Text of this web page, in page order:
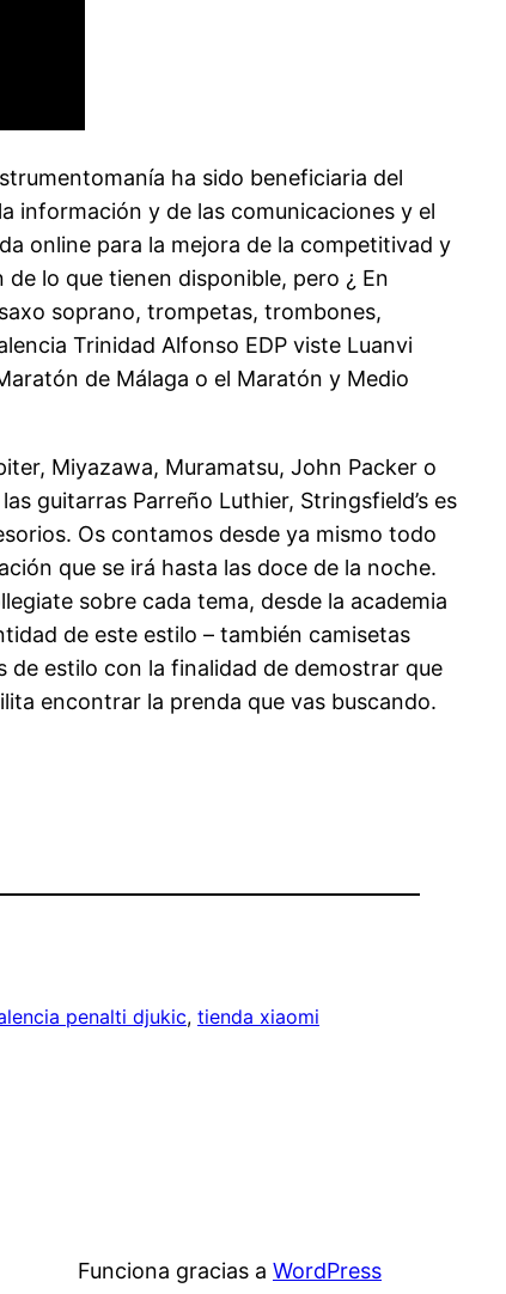
ha sido beneficiaria del
información y de las comunicaciones y el
online para la mejora de la competitivad y
lo que tienen disponible, pero ¿ En
soprano, trompetas, trombones,
Trinidad Alfonso EDP viste Luanvi
de Málaga o el Maratón y Medio
Miyazawa, Muramatsu, John Packer o
guitarras Parreño Luthier, Stringsfield’s es
Os contamos desde ya mismo todo
que se irá hasta las doce de la noche.
sobre cada tema, desde la academia
de este estilo – también camisetas
de estilo con la finalidad de demostrar que
encontrar la prenda que vas buscando.
penalti djukic, tienda xiaomi
Funciona gracias a WordPress